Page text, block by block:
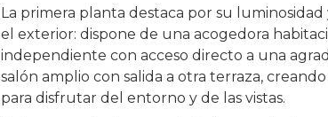
La primera planta destaca por su luminosidad
el exterior: dispone de una acogedora
independiente con acceso directo a una
salón amplio con salida a otra terraza,
para disfrutar del entorno y de las vistas.